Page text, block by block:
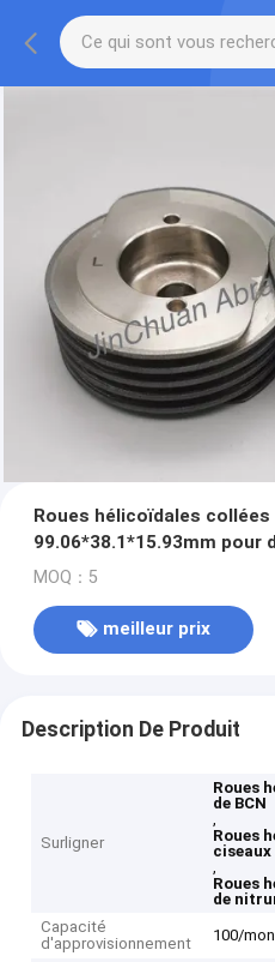
Roues hélicoïdales collées
99.06*38.1*15.93mm pour
MOQ：5
meilleur prix
Description De Produit
Surligner
Roues
de BCN
,
Roues
ciseaux
,
Roues
de
Capacité
d'approvisionnement
100/